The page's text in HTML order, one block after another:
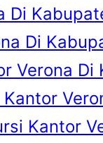
Di
Di
Verona Di
Kantor